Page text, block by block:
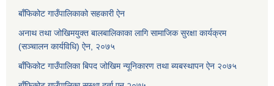
बाँफिकोट गाउँपालिकाको सहकारी ऐन
अनाथ तथा जोखिमयुक्त बालबालिकाका लागि सामाजिक सुरक्षा कार्यक्रम
(सञ्चालन कार्यविधि) ऐन, २०७५
बाँफिकोट गाउँपालिका बिपद जोखिम न्यूनिकारण तथा ब्यबस्थापन ऐन २०७५